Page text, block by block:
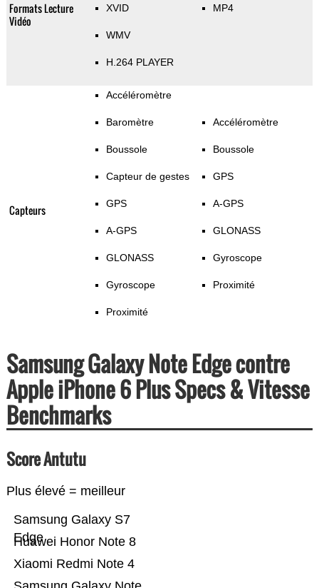
Formats Lecture
Vidéo
XVID
WMV
H.264 PLAYER
MP4
Capteurs
Accéléromètre
Baromètre
Boussole
Capteur de gestes
GPS
A-GPS
GLONASS
Gyroscope
Proximité
Accéléromètre
Boussole
GPS
A-GPS
GLONASS
Gyroscope
Proximité
Samsung Galaxy Note Edge contre
Apple iPhone 6 Plus Specs & Vitesse
Benchmarks
Score Antutu
Plus élevé = meilleur
Xiaomi Redmi Note 4
Huawei Honor Note 8
Samsung Galaxy S7
Edge